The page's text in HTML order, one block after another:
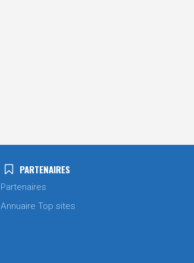
PARTENAIRES
Partenaires
Annuaire Top sites